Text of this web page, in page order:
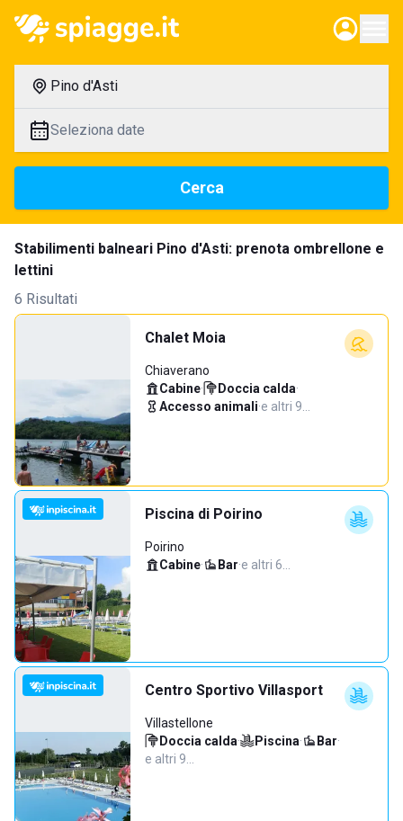
Pino d'Asti
Seleziona date
Cerca
Stabilimenti balneari Pino d'Asti: prenota ombrellone e
lettini
6 Risultati
Chalet Moia
Chiaverano
Cabine· Doccia calda·
Accesso animali·e altri 9…
Piscina di Poirino
Poirino
Cabine· Bar·e altri 6…
Centro Sportivo Villasport
Villastellone
Doccia calda· Piscina· Bar·
e altri 9…